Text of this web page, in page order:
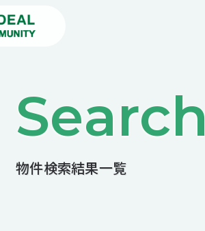
物件検索結果一覧
Search